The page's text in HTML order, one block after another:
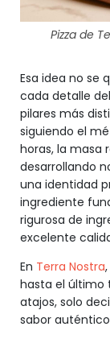
Pizza de
Esa idea no se
cada detalle
pilares más
siguiendo el
horas, la masa
desarrollando
una identidad
ingrediente
rigurosa de
excelente
En Terra Nostra
hasta el último
atajos, solo
sabor